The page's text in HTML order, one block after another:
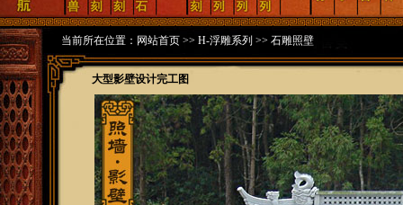
当前所在位置： 网站首页>> H-浮雕系列 >> 石雕照壁
大型影壁设计完工图